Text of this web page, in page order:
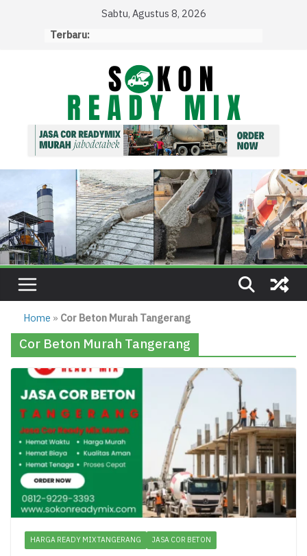
Sabtu, Agustus 8, 2026
Terbaru:
Home » Cor Beton Murah Tangerang
Cor Beton Murah Tangerang
HARGA READY MIX TANGERANG JASA COR BETON